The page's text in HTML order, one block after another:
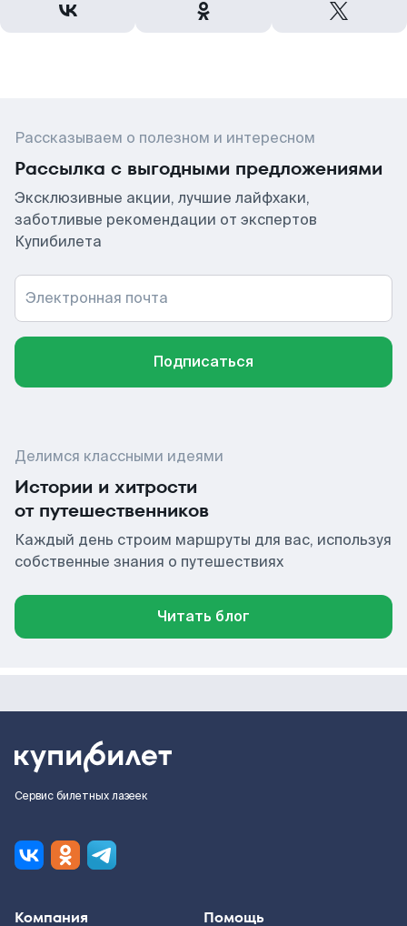
Рассказываем о полезном и интересном
Рассылка с выгодными предложениями
Эксклюзивные акции, лучшие лайфхаки,
заботливые рекомендации от экспертов
Купибилета
Электронная почта
Подписаться
Делимся классными идеями
Истории и хитрости
от путешественников
Каждый день строим маршруты для вас, используя
собственные знания о путешествиях
Читать блог
Сервис билетных лазеек
Компания Помощь